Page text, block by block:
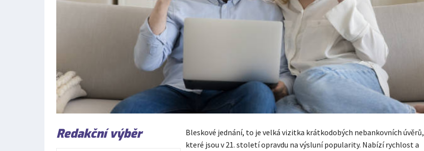
Redakční výběr
Bleskové jednání, to je velká vizitka krátkodobých nebankovních úvěrů,
které jsou v 21. století opravdu na výsluní popularity. Nabízí rychlost a